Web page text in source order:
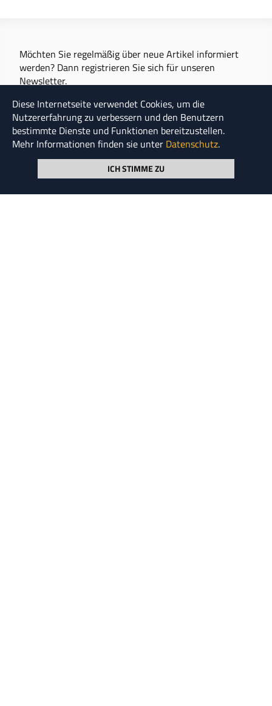
Möchten Sie regelmäßig über neue Artikel informiert
werden? Dann registrieren Sie sich für unseren
Newsletter.
Newsletter abonnieren
Diese Internetseite verwendet Cookies, um die
Nutzererfahrung zu verbessern und den Benutzern
bestimmte Dienste und Funktionen bereitzustellen.
Mehr Informationen finden sie unter Datenschutz.
ICH STIMME ZU